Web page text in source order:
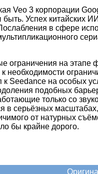
Veo 3 корпорации
Успех китайских
в сфере
ограничения на этапе
Seedance на особых
подобных
только со
серьёзных
от натурных
бы крайне дорого.